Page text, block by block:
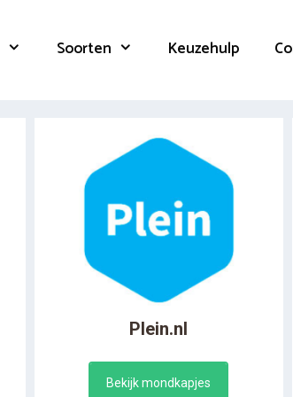
Soorten Keuzehulp
Plein.nl
Bekijk mondkapjes